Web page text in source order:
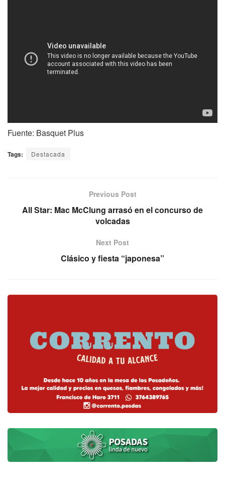
Fuente: Basquet Plus
Tags: Destacada
Previous Post
All Star: Mac McClung arrasó en el concurso de
volcadas
Next Post
Clásico y fiesta “japonesa”